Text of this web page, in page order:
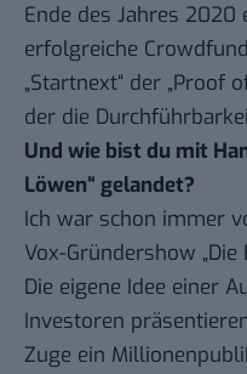
Ende des Jahres
erfolgreiche
„Startnext“ der „Proof
der die
Und wie bist du mit
Löwen“ gelandet?
Ich war schon immer
Vox-Gründershow
Die eigene Idee einer
Investoren
Zuge ein